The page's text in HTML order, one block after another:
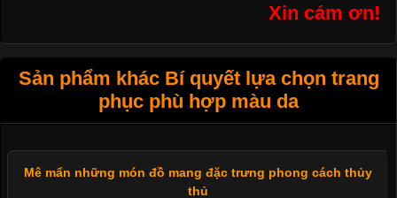
Xin cám ơn!
Sản phẩm khác Bí quyết lựa chọn trang
phục phù hợp màu da
Mê mẩn những món đồ mang đặc trưng phong cách thủy
thủ